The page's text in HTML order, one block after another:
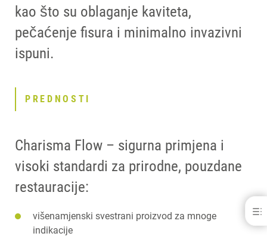
kao što su oblaganje kaviteta,
pečaćenje fisura i minimalno invazivni
ispuni.
PREDNOSTI
Charisma Flow – sigurna primjena i
visoki standardi za prirodne, pouzdane
restauracije:
višenamjenski svestrani proizvod za mnoge
indikacije